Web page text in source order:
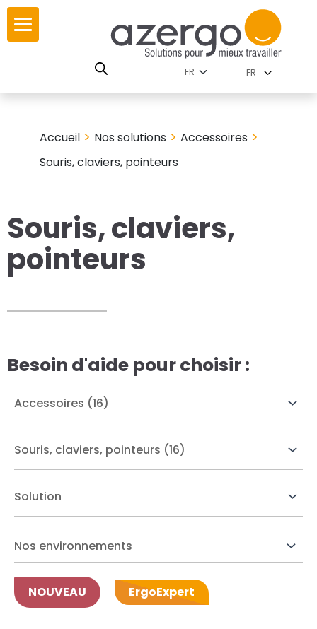
Skip
content
par famille
travail
Vie
Azergo
FR
Accueil> Nos solutions > Accessoires >
Souris, claviers, pointeurs
Souris, claviers,
pointeurs
Besoin d'aide pour choisir :
NOUVEAU
Nos environnements
ErgoExpert